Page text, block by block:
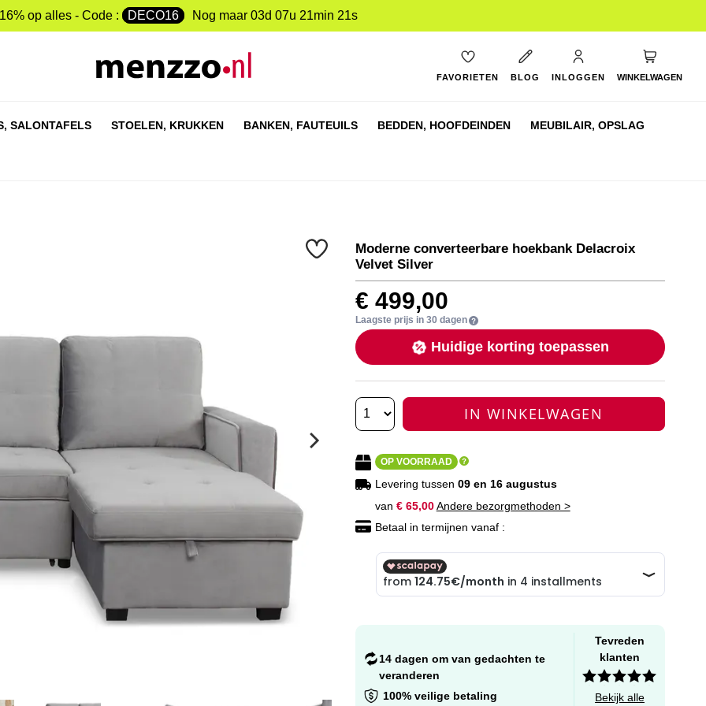
op alles - Code : DECO16 Nog maar 03d 07u 21min 20s
FAVORIETEN BLOG INLOGGEN WINKELWAGEN
SALONTAFELS STOELEN, KRUKKEN BANKEN, FAUTEUILS BEDDEN, HOOFDEINDEN MEUBILAIR, OPSLAG
Moderne converteerbare hoekbank Delacroix
Velvet Silver
€ 499,00
Laagste prijs in 30 dagen
Huidige korting toepassen
IN WINKELWAGEN
OP VOORRAAD
Levering tussen 09 en 16 augustus
van € 65,00 Andere bezorgmethoden >
Betaal in termijnen vanaf :
14 dagen om van gedachten te
veranderen
100% veilige betaling
Tevreden
klanten
Bekijk alle